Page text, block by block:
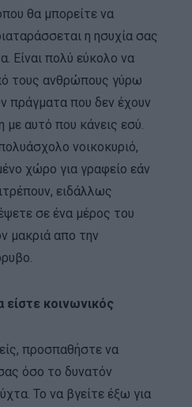
θα μπορείτε να
η ησυχία σας
Είναι πολύ εύκολο να
τους ανθρώπους γύρω
πράγματα που δεν έχουν
αυτό που κάνεις εσύ.
νοικοκυριό,
χώρο για γραφείο εάν
ειδάλλως
σε ένα μέρος του
μακριά απο την
κοινωνικός
προσπαθήστε να
όσο το δυνατόν
Το να βγείτε έξω για